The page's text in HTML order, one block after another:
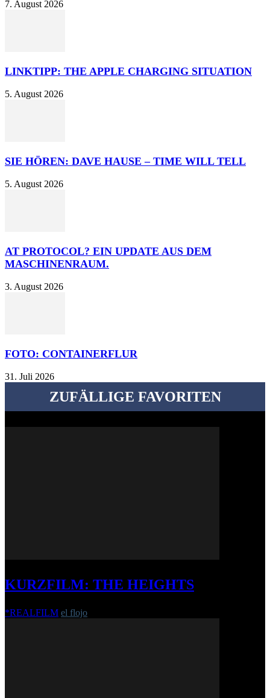
7. August 2026
LINKTIPP: THE APPLE CHARGING SITUATION
5. August 2026
SIE HÖREN: DAVE HAUSE – TIME WILL TELL
5. August 2026
AT PROTOCOL? EIN UPDATE AUS DEM
MASCHINENRAUM.
3. August 2026
FOTO: CONTAINERFLUR
31. Juli 2026
ZUFÄLLIGE FAVORITEN
KURZFILM: THE HEIGHTS
*REALFILM el flojo